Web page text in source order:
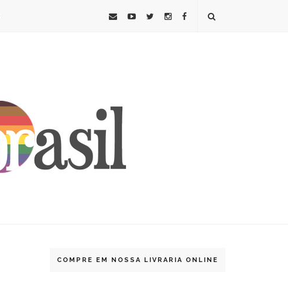
COMPRE EM NOSSA LIVRARIA ONLINE